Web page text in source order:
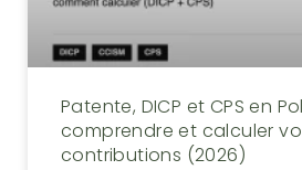
Patente, DICP et CPS en
comprendre et calculer
contributions (2026)